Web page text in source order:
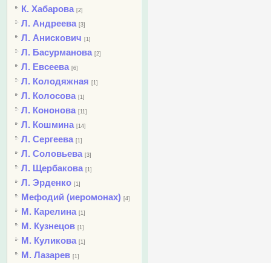
К. Хабарова [2]
Л. Андреева [3]
Л. Анискович [1]
Л. Басурманова [2]
Л. Евсеева [6]
Л. Колодяжная [1]
Л. Колосова [1]
Л. Кононова [11]
Л. Кошмина [14]
Л. Сергеева [1]
Л. Соловьева [3]
Л. Щербакова [1]
Л. Эрденко [1]
Мефодий (иеромонах) [4]
М. Карелина [1]
М. Кузнецов [1]
М. Куликова [1]
М. Лазарев [1]